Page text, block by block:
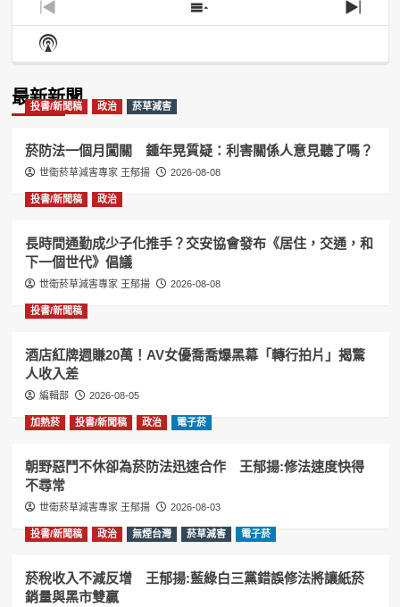
Previous
Episode
Show
Episodes
Next
Show
Podcast
最新新聞
投書/新聞稿 政治 菸草減害
菸防法一個月闖關 鍾年晃質疑：利害關係人意見聽了嗎？
世衛菸草減害專家 王郁揚 2026-08-08
投書/新聞稿 政治
長時間通勤成少子化推手？交安協會發布《居住，交通，和
下一個世代》倡議
世衛菸草減害專家 王郁揚 2026-08-08
投書/新聞稿
酒店紅牌週賺20萬！AV女優喬喬爆黑幕「轉行拍片」揭驚
人收入差
編輯部 2026-08-05
加熱菸 投書/新聞稿 政治 電子菸
朝野惡鬥不休卻為菸防法迅速合作 王郁揚:修法速度快得
不尋常
世衛菸草減害專家 王郁揚 2026-08-03
投書/新聞稿 政治 無煙台灣 菸草減害 電子菸
菸稅收入不減反增 王郁揚:藍綠白三黨錯誤修法將讓紙菸
銷量與黑市雙贏